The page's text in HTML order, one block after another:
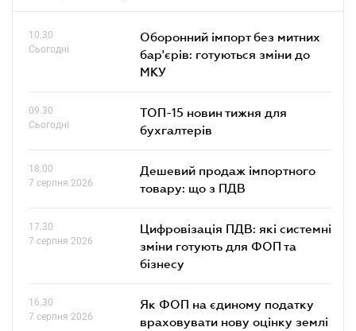
10.30
Сьогодні
Оборонний імпорт без митних
бар'єрів: готуються зміни до
МКУ
09.30
Сьогодні
ТОП-15 новин тижня для
бухгалтерів
18.00
7 серпня 2026
Дешевий продаж імпортного
товару: що з ПДВ
17.30
7 серпня 2026
Цифровізація ПДВ: які системні
зміни готують для ФОП та
бізнесу
16.30
7 серпня 2026
Як ФОП на єдиному податку
враховувати нову оцінку землі